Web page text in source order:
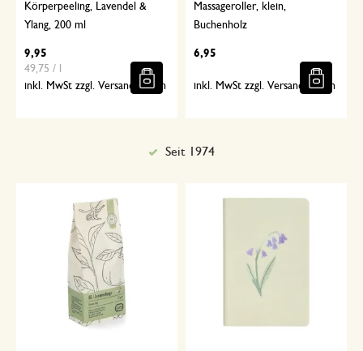
Körperpeeling, Lavendel &
Ylang, 200 ml
9,95
49,75 / l
inkl. MwSt zzgl. Versandkosten
Massageroller, klein,
Buchenholz
6,95
inkl. MwSt zzgl. Versandkosten
Sorgfältig ausgewählt